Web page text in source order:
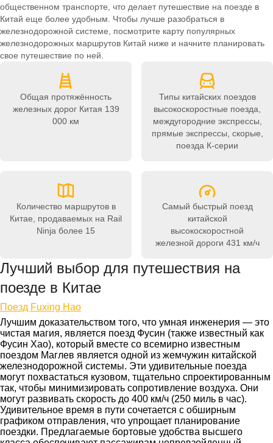
общественном транспорте, что делает путешествие на поезде в
Китай еще более удобным. Чтобы лучше разобраться в
железнодорожной системе, посмотрите карту популярных
железнодорожных маршрутов Китай ниже и начните планировать
свое путешествие по ней.
Общая протяжённость
железных дорог Китая 139
000 км
Типы китайских поездов
высокоскоростные поезда,
междугородние экспрессы,
прямые экспрессы, скорые,
поезда К-серии
Количество маршрутов в
Китае, продаваемых на Rail
Ninja более 15
Самый быстрый поезд
китайской
высокоскоростной
железной дороги 431 км/ч
Лучший выбор для путешествия на
поезде в Китае
Поезд Fuxing Hao
Лучшим доказательством того, что умная инженерия — это
чистая магия, является поезд Фусин (также известный как
Фусин Хао), который вместе со всемирно известным
поездом Маглев является одной из жемчужин китайской
железнодорожной системы. Эти удивительные поезда
могут похвастаться кузовом, тщательно спроектированным
так, чтобы минимизировать сопротивление воздуха. Они
могут развивать скорость до 400 км/ч (250 миль в час).
Удивительное время в пути сочетается с обширным
графиком отправления, что упрощает планирование
поездки. Предлагаемые бортовые удобства высшего